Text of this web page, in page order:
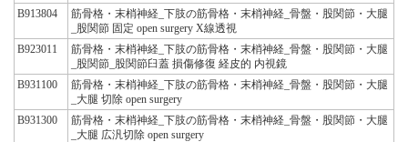
B913804
筋骨格・末梢神経_下肢の筋骨格・末梢神経_骨盤・股関節・大腿
_股関節 固定 open surgery X線透視
B923011
筋骨格・末梢神経_下肢の筋骨格・末梢神経_骨盤・股関節・大腿
_股関節_股関節臼蓋 損傷修復 経皮的 内視鏡
B931100
筋骨格・末梢神経_下肢の筋骨格・末梢神経_骨盤・股関節・大腿
_大腿 切除 open surgery
B931300
筋骨格・末梢神経_下肢の筋骨格・末梢神経_骨盤・股関節・大腿
_大腿 広汎切除 open surgery